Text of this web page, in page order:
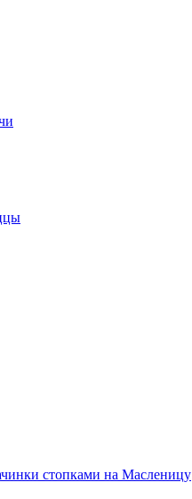
стопками на Масленицу